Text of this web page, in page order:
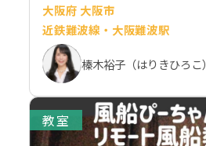
大阪府 大阪市
近鉄難波線・大阪難波駅
榛木裕子（はりきひろこ）
教室